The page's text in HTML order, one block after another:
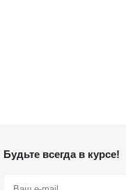
Будьте всегда в курсе!